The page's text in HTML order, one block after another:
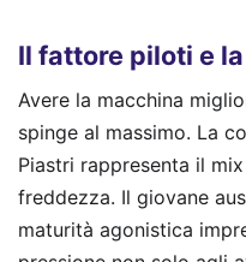
Il fattore piloti e
Avere la macchina
spinge al massimo. La
Piastri rappresenta il
freddezza. Il giovane
maturità agonistica